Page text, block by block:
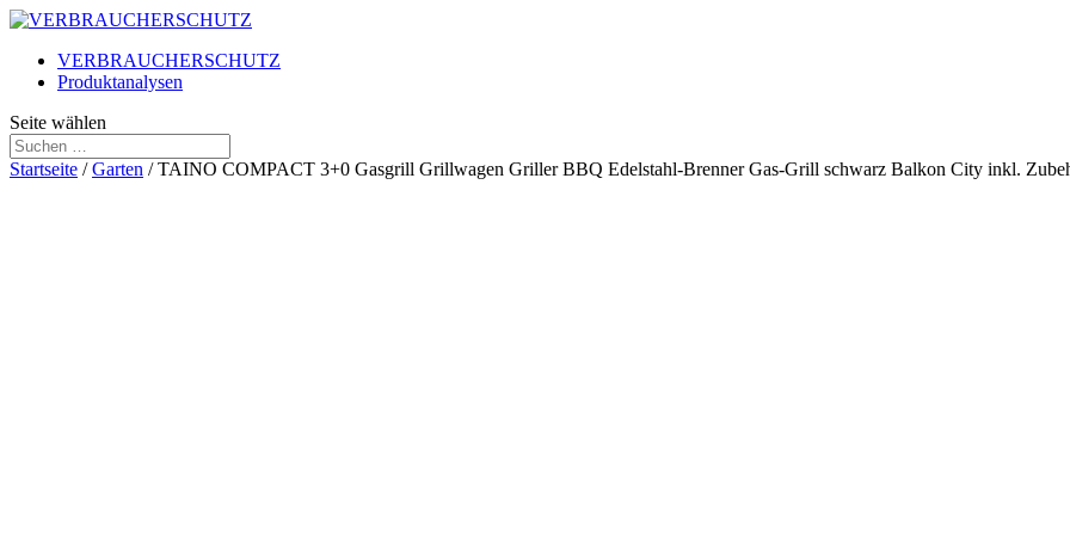
VERBRAUCHERSCHUTZ
Produktanalysen
Seite wählen
Startseite /Garten / TAINO COMPACT 3+0 Gasgrill Grillwagen Griller BBQ Edelstahl-Brenner Gas-Grill schwarz Balkon City inkl.